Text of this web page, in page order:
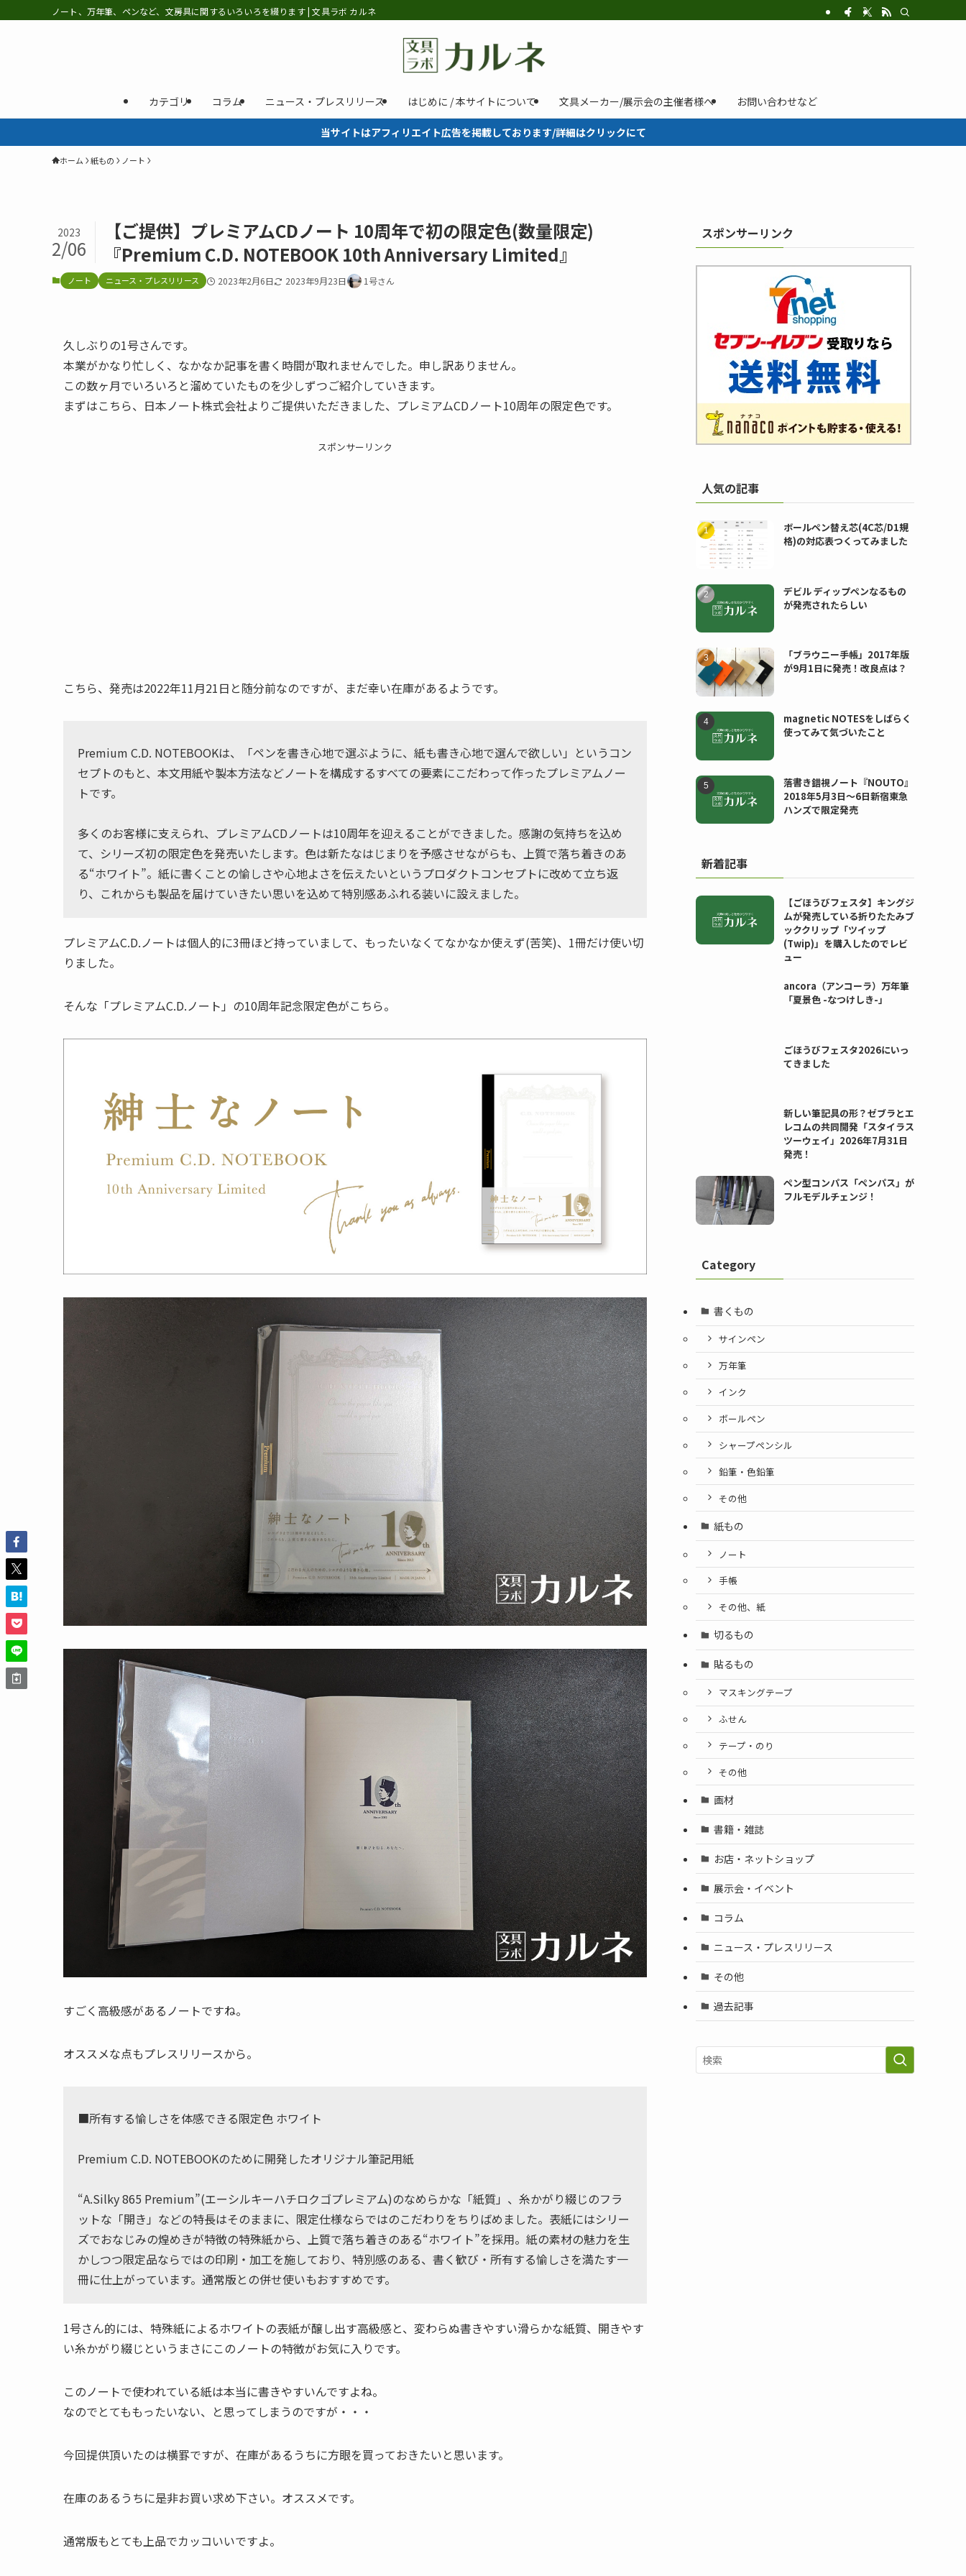
ノート、万年筆、ペンなど、文房具に関するいろいろを綴ります | 文具ラボ カルネ
カテゴリ コラム ニュース・プレスリリース はじめに / 本サイトについて 文具メーカー/展示会の主催者様へ お問い合わせなど
当サイトはアフィリエイト広告を掲載しております/詳細はクリックにて
ホーム 紙もの ノート
【ご提供】プレミアムCDノート 10周年で初の限定色(数量限定)
『Premium C.D. NOTEBOOK 10th Anniversary Limited』
2023
2/06
ノート ニュース・プレスリリース 2023年2月6日 2023年9月23日 1号さん
久しぶりの1号さんです。
本業がかなり忙しく、なかなか記事を書く時間が取れませんでした。申し訳ありません。
この数ヶ月でいろいろと溜めていたものを少しずつご紹介していきます。
まずはこちら、日本ノート株式会社よりご提供いただきました、プレミアムCDノート10周年の限定色です。
スポンサーリンク
こちら、発売は2022年11月21日と随分前なのですが、まだ幸い在庫があるようです。
Premium C.D. NOTEBOOKは、「ペンを書き心地で選ぶように、紙も書き心地で選んで欲しい」というコン
セプトのもと、本文用紙や製本方法などノートを構成するすべての要素にこだわって作ったプレミアムノー
トです。
多くのお客様に支えられ、プレミアムCDノートは10周年を迎えることができました。感謝の気持ちを込め
て、シリーズ初の限定色を発売いたします。色は新たなはじまりを予感させながらも、上質で落ち着きのあ
る“ホワイト”。紙に書くことの愉しさや心地よさを伝えたいというプロダクトコンセプトに改めて立ち返
り、これからも製品を届けていきたい思いを込めて特別感あふれる装いに設えました。
プレミアムC.D.ノートは個人的に3冊ほど持っていまして、もったいなくてなかなか使えず(苦笑)、1冊だけ使い切
りました。
そんな「プレミアムC.D.ノート」の10周年記念限定色がこちら。
すごく高級感があるノートですね。
オススメな点もプレスリリースから。
■所有する愉しさを体感できる限定色 ホワイト
Premium C.D. NOTEBOOKのために開発したオリジナル筆記用紙
“A.Silky 865 Premium”(エーシルキーハチロクゴプレミアム)のなめらかな「紙質」、糸かがり綴じのフラ
ットな「開き」などの特長はそのままに、限定仕様ならではのこだわりをちりばめました。表紙にはシリー
ズでおなじみの煌めきが特徴の特殊紙から、上質で落ち着きのある“ホワイト”を採用。紙の素材の魅力を生
かしつつ限定品ならではの印刷・加工を施しており、特別感のある、書く歓び・所有する愉しさを満たす一
冊に仕上がっています。通常版との併せ使いもおすすめです。
1号さん的には、特殊紙によるホワイトの表紙が醸し出す高級感と、変わらぬ書きやすい滑らかな紙質、開きやす
い糸かがり綴じというまさにこのノートの特徴がお気に入りです。
このノートで使われている紙は本当に書きやすいんですよね。
なのでとてももったいない、と思ってしまうのですが・・・
今回提供頂いたのは横罫ですが、在庫があるうちに方眼を買っておきたいと思います。
在庫のあるうちに是非お買い求め下さい。オススメです。
通常版もとても上品でカッコいいですよ。
スポンサーリンク
人気の記事
ボールペン替え芯(4C芯/D1規
格)の対応表つくってみました
デビル ディップペンなるもの
が発売されたらしい
「ブラウニー手帳」2017年版
が9月1日に発売！改良点は？
magnetic NOTESをしばらく
使ってみて気づいたこと
落書き錯視ノート『NOUTO』
2018年5月3日〜6日新宿東急
ハンズで限定発売
新着記事
【ごほうびフェスタ】キングジ
ムが発売している折りたたみブ
ッククリップ「ツイップ
(Twip)」を購入したのでレビ
ュー
ancora（アンコーラ）万年筆
「夏景色 -なつけしき-」
ごほうびフェスタ2026にいっ
てきました
新しい筆記具の形？ゼブラとエ
レコムの共同開発「スタイラス
ツーウェイ」2026年7月31日
発売！
ペン型コンパス「ペンパス」が
フルモデルチェンジ！
Category
書くもの
サインペン
万年筆
インク
ボールペン
シャープペンシル
鉛筆・色鉛筆
その他
紙もの
ノート
手帳
その他、紙
切るもの
貼るもの
マスキングテープ
ふせん
テープ・のり
その他
画材
書籍・雑誌
お店・ネットショップ
展示会・イベント
コラム
ニュース・プレスリリース
その他
過去記事